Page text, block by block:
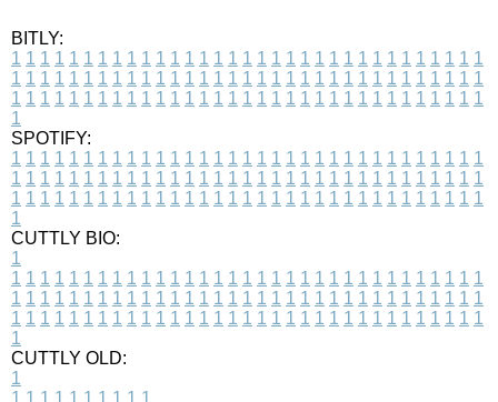
BITLY:
1 1 1 1 1 1 1 1 1 1 1 1 1 1 1 1 1 1 1 1 1 1 1 1 1 1 1 1 1 1 1 1 1
1 1 1 1 1 1 1 1 1 1 1 1 1 1 1 1 1 1 1 1 1 1 1 1 1 1 1 1 1 1 1 1 1
1 1 1 1 1 1 1 1 1 1 1 1 1 1 1 1 1 1 1 1 1 1 1 1 1 1 1 1 1 1 1 1 1
1
SPOTIFY:
1 1 1 1 1 1 1 1 1 1 1 1 1 1 1 1 1 1 1 1 1 1 1 1 1 1 1 1 1 1 1 1 1
1 1 1 1 1 1 1 1 1 1 1 1 1 1 1 1 1 1 1 1 1 1 1 1 1 1 1 1 1 1 1 1 1
1 1 1 1 1 1 1 1 1 1 1 1 1 1 1 1 1 1 1 1 1 1 1 1 1 1 1 1 1 1 1 1 1
1
CUTTLY BIO:
1
1 1 1 1 1 1 1 1 1 1 1 1 1 1 1 1 1 1 1 1 1 1 1 1 1 1 1 1 1 1 1 1 1
1 1 1 1 1 1 1 1 1 1 1 1 1 1 1 1 1 1 1 1 1 1 1 1 1 1 1 1 1 1 1 1 1
1 1 1 1 1 1 1 1 1 1 1 1 1 1 1 1 1 1 1 1 1 1 1 1 1 1 1 1 1 1 1 1 1
1
CUTTLY OLD:
1
1 1 1 1 1 1 1 1 1 1